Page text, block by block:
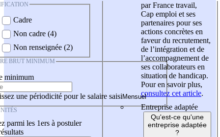
Cadre
Non cadre (4)
Non renseignée (2)
BRUT MINIMUM
minimum
une périodicité pour le salaire saisi
parmi les 1ers à postuler
par France travail,
Cap emploi et ses
partenaires pour ses
actions concrètes en
faveur du recrutement,
de l’intégration et de
l’accompagnement de
ses collaborateurs en
situation de handicap.
Pour en savoir plus,
consultez cet article.
Entreprise adaptée
Qu'est-ce qu'une
entreprise adaptée
?